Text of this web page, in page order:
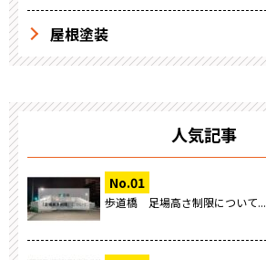
屋根塗装
人気記事
歩道橋 足場高さ制限について...